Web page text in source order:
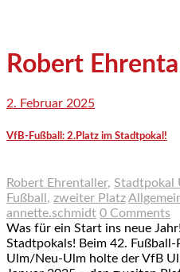
Robert
2. Februar 2025
VfB-Fußball: 2.Platz im Stadtpokal!
Robert Ehrentaller, Stadtpokal
Fußball , zweiter Platz
annette.schmidt 0 Comments
Was für ein Start ins neue
Stadtpokals! Beim 42.
Ulm/Neu-Ulm holte der VfB